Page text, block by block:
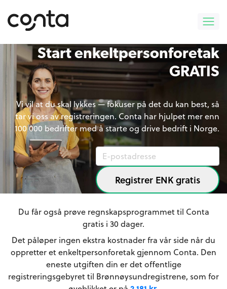
Start enkeltpersonforetak
GRATIS
Vi vil at du skal lykkes — fokuser på det du kan best, så
tar vi oss av registreringen. Conta har hjulpet mer enn
100 000 bedrifter med å starte og drive bedrift i Norge.
Registrer ENK gratis
Du får også prøve regnskapsprogrammet til Conta
gratis i 30 dager.
Det påløper ingen ekstra kostnader fra vår side når du
oppretter et enkeltpersonforetak gjennom Conta. Den
eneste utgiften din er det offentlige
registreringsgebyret til Brønnøysundregistrene, som for